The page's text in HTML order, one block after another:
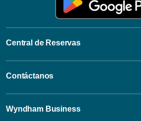
Central de Reservas
Contáctanos
Wyndham Business